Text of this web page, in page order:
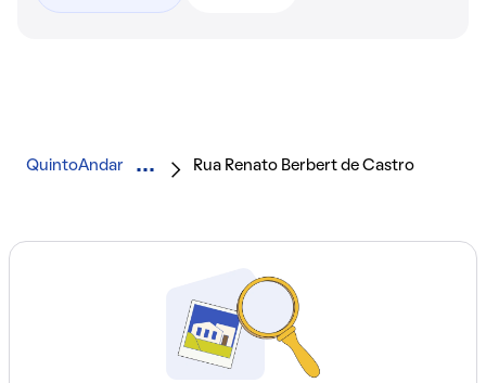
QuintoAndar Rua Renato Berbert de Castro